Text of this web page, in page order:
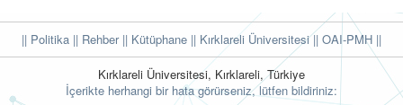
|| Politika || Rehber|| Kütüphane || Kırklareli Üniversitesi || OAI-PMH ||
Kırklareli Üniversitesi, Kırklareli, Türkiye
İçerikte herhangi bir hata görürseniz, lütfen bildiriniz: